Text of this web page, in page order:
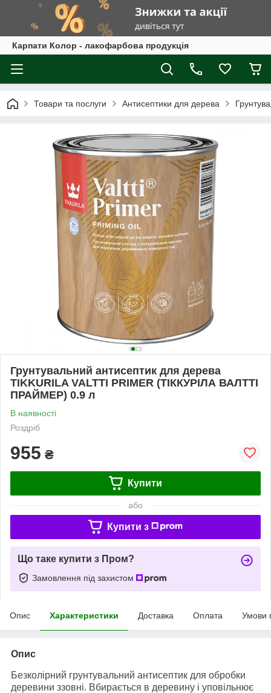
Карпати Колор - лакофарбова продукція
Товари та послуги Антисептики для дерева
Грунтувальний антисептик для дерева
TIKKURILA VALTTI PRIMER (ТІККУРІЛА ВАЛТТІ
ПРАЙМЕР) 0.9 л
В наявності
Роздріб
955 ₴
Купити
або
Купити з
Що таке купити з Пром?
Замовлення під захистом
Опис Характеристики Доставка Оплата Умови
Опис
Безколірний грунтувальний антисептик для обробки
деревини ззовні. Вбирається в деревину і уповільнює